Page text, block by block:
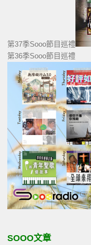
第37季Sooo節目巡禮
第36季Sooo節目巡禮
SOOO文章